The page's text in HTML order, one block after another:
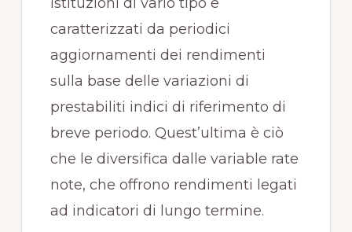
caratterizzati da periodici
aggiornamenti dei rendimenti
sulla base delle variazioni di
prestabiliti indici di riferimento di
breve periodo. Quest’ultima è ciò
che le diversifica dalle variable rate
note, che offrono rendimenti legati
ad indicatori di lungo termine.